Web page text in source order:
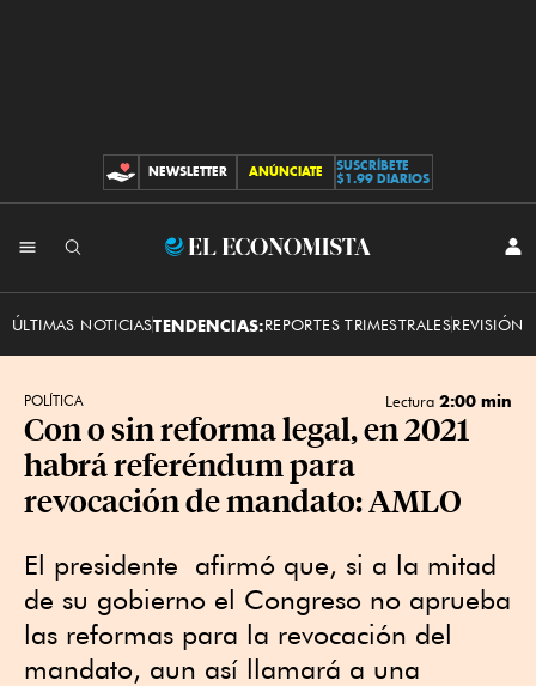
CONTRIBUCIONES
NEWSLETTER ANÚNCIATE
SUSCRÍBETE
$1.99 DIARIOS
El
ÚLTIMAS NOTICIASTENDENCIAS:REPORTES TRIMESTRALESREVISIÓN
POLÍTICA Lectura 2:00 min
Con o sin reforma legal, en 2021
habrá referéndum para
revocación de mandato: AMLO
El presidente afirmó que, si a la mitad
de su gobierno el Congreso no aprueba
las reformas para la revocación del
mandato, aun así llamará a una